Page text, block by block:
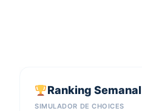
Ranking Semanal
SIMULADOR DE CHOICES